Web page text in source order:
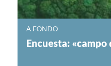
A FONDO
Encuesta: